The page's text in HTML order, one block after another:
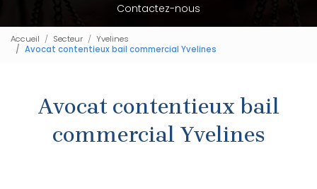
Contactez-nous
Accueil Secteur
Yvelines
Avocat contentieux bail commercial Yvelines
Avocat contentieux bail
commercial Yvelines